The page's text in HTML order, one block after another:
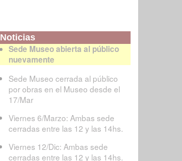
Noticias
Sede Museo abierta al público
nuevamente
Sede Museo cerrada al público
por obras en el Museo desde el
17/Mar
Viernes 6/Marzo: Ambas sede
cerradas entre las 12 y las 14hs.
Viernes 12/Dic: Ambas sede
cerradas entre las 12 y las 14hs.